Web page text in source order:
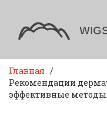
Главная
Рекомендации
эффективные методы